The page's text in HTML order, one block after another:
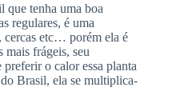
que tenha uma boa
regulares, é uma
cercas etc… porém ela é
mais frágeis, seu
preferir o calor essa planta
Brasil, ela se multiplica-